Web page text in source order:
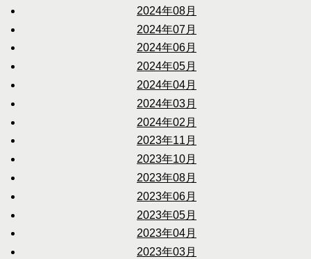
2024年08月
2024年07月
2024年06月
2024年05月
2024年04月
2024年03月
2024年02月
2023年11月
2023年10月
2023年08月
2023年06月
2023年05月
2023年04月
2023年03月